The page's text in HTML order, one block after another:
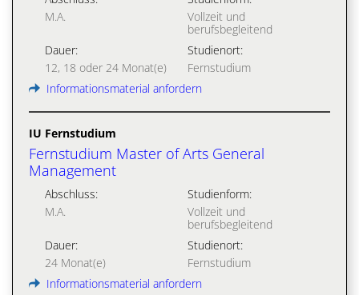
M.A.
Vollzeit und
berufsbegleitend
Dauer:
12, 18 oder 24 Monat(e)
Studienort:
Fernstudium
Informationsmaterial anfordern
IU Fernstudium
Fernstudium Master of Arts General
Management
Abschluss:
M.A.
Studienform:
Vollzeit und
berufsbegleitend
Dauer:
24 Monat(e)
Studienort:
Fernstudium
Informationsmaterial anfordern